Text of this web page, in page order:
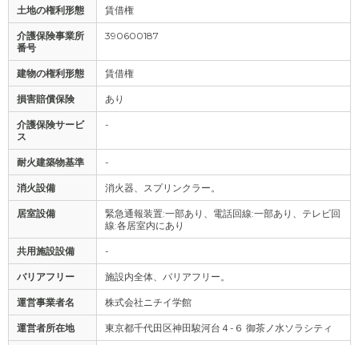
土地の権利形態 賃借権
介護保険事業所
番号
390600187
建物の権利形態 賃借権
損害賠償保険 あり
介護保険サービ
ス
-
耐火建築物基準 -
消火設備 消火器、スプリンクラー。
居室設備
緊急通報装置:一部あり、電話回線:一部あり、テレビ回
線:各居室内にあり
共用施設設備 -
バリアフリー 施設内全体、バリアフリー。
運営事業者名 株式会社ニチイ学館
運営者所在地 東京都千代田区神田駿河台４-６ 御茶ノ水ソラシティ